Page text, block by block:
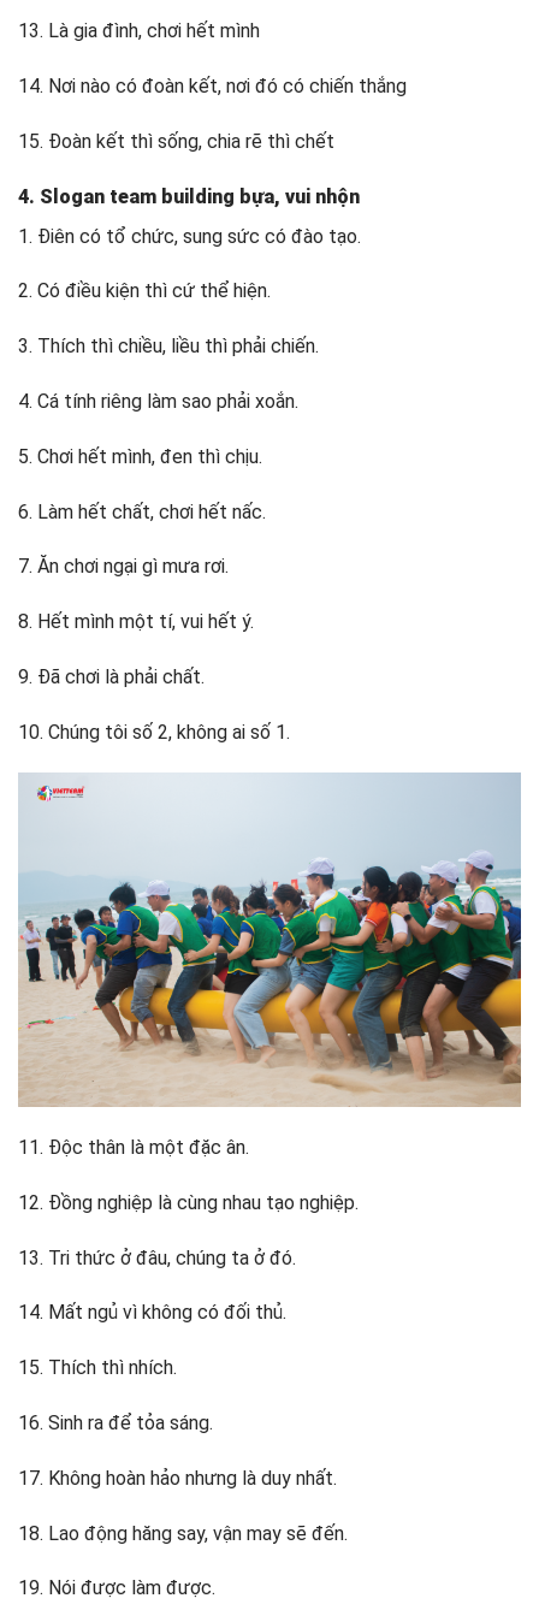
13. Là gia đình, chơi hết mình
14. Nơi nào có đoàn kết, nơi đó có chiến thắng
15. Đoàn kết thì sống, chia rẽ thì chết
4. Slogan team building bựa, vui nhộn
1. Điên có tổ chức, sung sức có đào tạo.
2. Có điều kiện thì cứ thể hiện.
3. Thích thì chiều, liều thì phải chiến.
4. Cá tính riêng làm sao phải xoắn.
5. Chơi hết mình, đen thì chịu.
6. Làm hết chất, chơi hết nấc.
7. Ăn chơi ngại gì mưa rơi.
8. Hết mình một tí, vui hết ý.
9. Đã chơi là phải chất.
10. Chúng tôi số 2, không ai số 1.
11. Độc thân là một đặc ân.
12. Đồng nghiệp là cùng nhau tạo nghiệp.
13. Tri thức ở đâu, chúng ta ở đó.
14. Mất ngủ vì không có đối thủ.
15. Thích thì nhích.
16. Sinh ra để tỏa sáng.
17. Không hoàn hảo nhưng là duy nhất.
18. Lao động hăng say, vận may sẽ đến.
19. Nói được làm được.